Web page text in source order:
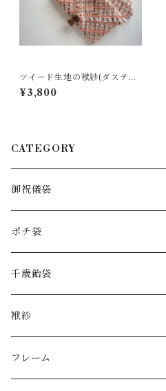
ツイード生地の袱紗(ダスティ
ーピンク)
¥3,800
CATEGORY
御祝儀袋
花の御祝儀袋
手染め水引
和紙
handkerchief
ポチ袋
お正月
花のポチ袋
アルコールインクアート
千歳飴袋
袱紗
フレーム